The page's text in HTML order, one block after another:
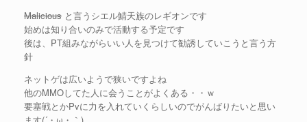
Malicious と言うシエル鯖天族のレギオンです
始めは知り合いのみで活動する予定です
後は、PT組みながらいい人を見つけて勧誘していこうと言う方
針
ネットゲは広いようで狭いですよね
他のMMOしてた人に会うことがよくある・・ｗ
要塞戦とかPvに力を入れていくらしいのでがんばりたいと思い